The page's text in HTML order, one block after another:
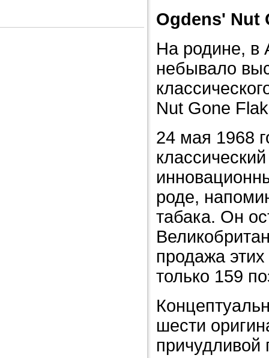
Ogdens' Nut
На родине, в
небывало
Nut Gone
24 мая 1968
роде,
табака. Он
продажа этих
только 159
шести
причудливой